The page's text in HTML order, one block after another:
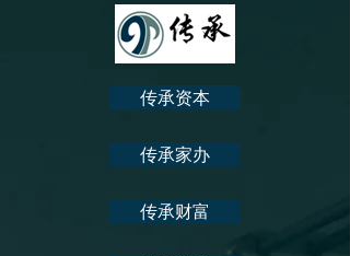
传承资本
传承家办
传承财富